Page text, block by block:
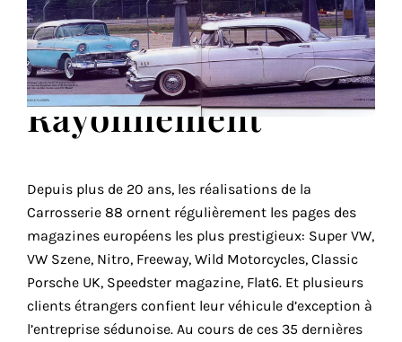
Rayonnement
Depuis plus de 20 ans, les réa­li­sa­tions de la
Carrosserie 88 ornent régulièrement les pages des
maga­zines euro­péens les plus pres­ti­gieux: Super VW,
VW Szene, Nitro, Freeway, Wild Motorcycles, Classic
Porsche UK, Speedster maga­zine, Flat6. Et plu­sieurs
clients étran­gers confient leur véhi­cule d’exception à
l’entreprise sédu­noise. Au cours de ces 35 der­nières